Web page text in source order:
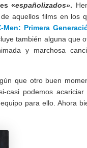
«españolizados».
aquellos films en los
Men: Primera
también alguna que
y marchosa
que otro buen
casi podemos acariciar
para ello. Ahora